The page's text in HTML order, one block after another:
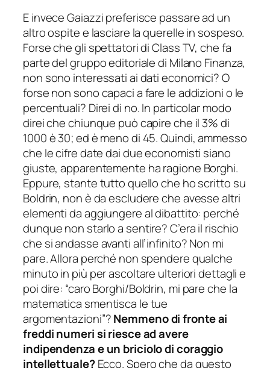
E invece Gaiazzi preferisce passare ad un
altro ospite e lasciare laquerellein sospeso.
Forse che gli spettatori di Class TV, che fa
parte del gruppo editoriale di Milano Finanza,
non sono interessati ai dati economici? O
forse non sono capaci a fare le addizioni o le
percentuali? Direi di no. In particolar modo
direi che chiunque può capire che il 3% di
1000 è 30; ed è meno di 45. Quindi, ammesso
che le cifre date dai due economisti siano
giuste, apparentemente ha ragione Borghi.
Eppure, stante tutto quello che ho scritto su
Boldrin, non è da escludere che avesse altri
elementi da aggiungere al dibattito: perché
dunque non starlo a sentire? C’era il rischio
che si andasse avanti all’infinito? Non mi
pare. Allora perché non spendere qualche
minuto in più per ascoltare ulteriori dettagli e
poi dire: “caro Borghi/Boldrin, mi pare che la
matematica smentisca le tue
argomentazioni”?Nemmeno di fronte ai
freddi numeri si riesce ad avere
indipendenza e un briciolo di coraggio
intellettuale?Ecco. Spero che da questo